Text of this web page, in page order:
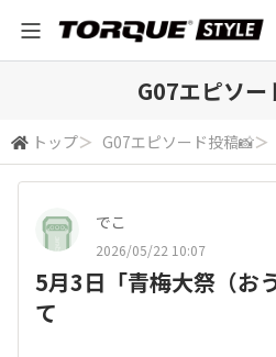
G07エピソー
トップ＞ G07エピソード投稿📸＞
でこ
2026/05/22 10:07
5月3日「青梅大祭（お
て